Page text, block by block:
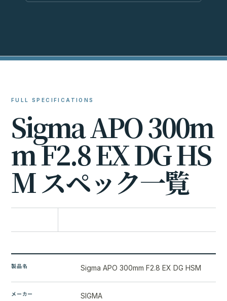
FULL SPECIFICATIONS
SigmaAPO300m
mF2.8EXDGHS
Mスペック一覧
製品名 Sigma APO 300mm F2.8 EX DG HSM
メーカー SIGMA